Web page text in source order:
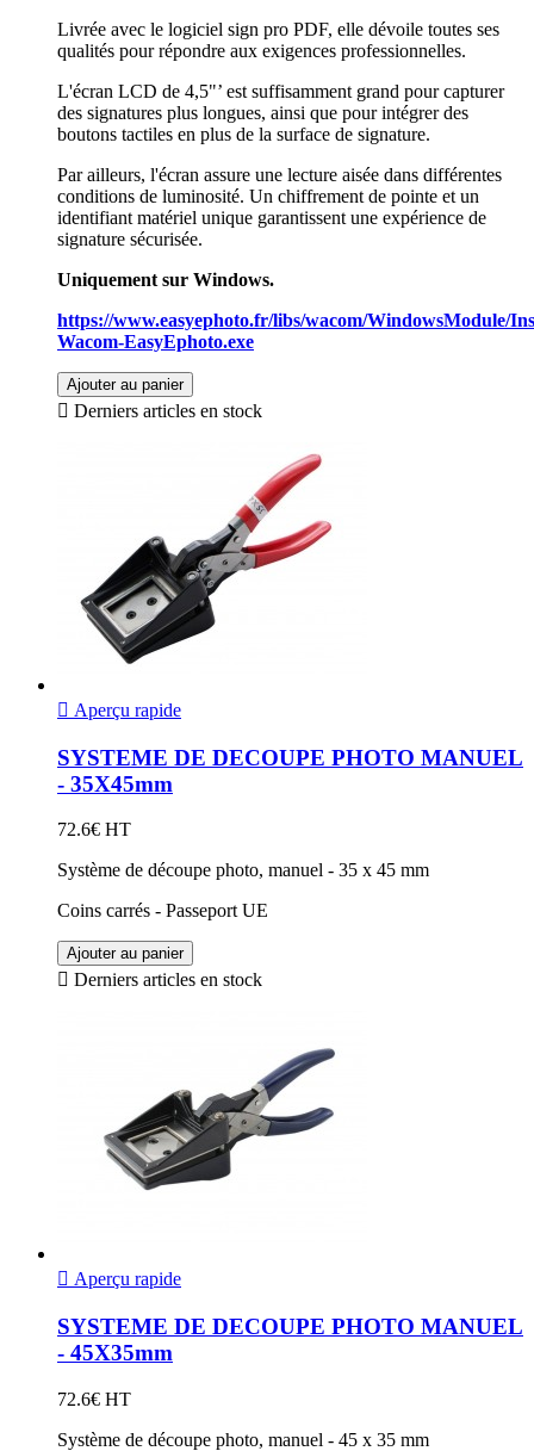
Livrée avec le logiciel sign pro PDF, elle dévoile toutes ses
qualités pour répondre aux exigences professionnelles.
L'écran LCD de 4,5"’ est suffisamment grand pour capturer
des signatures plus longues, ainsi que pour intégrer des
boutons tactiles en plus de la surface de signature.
Par ailleurs, l'écran assure une lecture aisée dans différentes
conditions de luminosité. Un chiffrement de pointe et un
identifiant matériel unique garantissent une expérience de
signature sécurisée.
Uniquement sur Windows.
https://www.easyephoto.fr/libs/wacom/WindowsModule/
Wacom-EasyEphoto.exe
Ajouter au panier
 Derniers articles en stock
 Aperçu rapide
SYSTEME DE DECOUPE PHOTO MANUEL
- 35X45mm
72.6€ HT
Système de découpe photo, manuel - 35 x 45 mm
Coins carrés - Passeport UE
Ajouter au panier
 Derniers articles en stock
 Aperçu rapide
SYSTEME DE DECOUPE PHOTO MANUEL
- 45X35mm
72.6€ HT
Système de découpe photo, manuel - 45 x 35 mm